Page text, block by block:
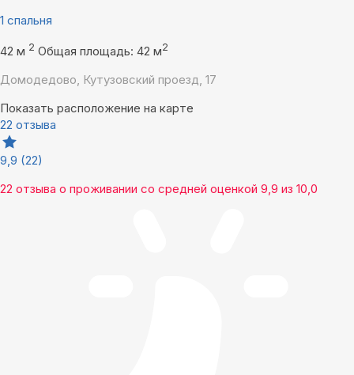
1 спальня
42 м 2 Общая площадь: 42 м2
Домодедово, Кутузовский проезд, 17
Показать расположение на карте
22 отзыва
9,9 (22)
22 отзыва о проживании со средней оценкой 9,9 из 10,0